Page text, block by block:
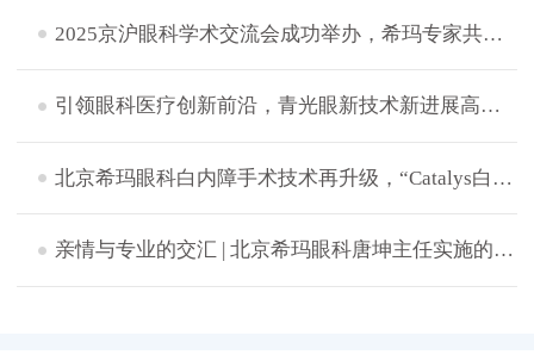
2025京沪眼科学术交流会成功举办，希玛专家共探眼病治疗新策略
引领眼科医疗创新前沿，青光眼新技术新进展高峰论坛成功举办
北京希玛眼科白内障手术技术再升级，“Catalys白力士”飞秒激光白内障手术设备正式启用
​亲情与专业的交汇 | 北京希玛眼科唐坤主任实施的一次特别白内障手术